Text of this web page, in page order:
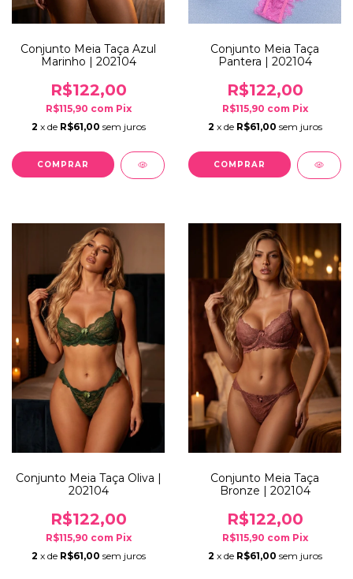
Conjunto Meia Taça Azul
Marinho | 202104
R$122,00
R$115,90 com Pix
2 x de R$61,00 sem juros
COMPRAR
Conjunto Meia Taça
Pantera | 202104
R$122,00
R$115,90 com Pix
2 x de R$61,00 sem juros
COMPRAR
Conjunto Meia Taça Oliva |
202104
R$122,00
R$115,90 com Pix
2 x de R$61,00 sem juros
Conjunto Meia Taça
Bronze | 202104
R$122,00
R$115,90 com Pix
2 x de R$61,00 sem juros